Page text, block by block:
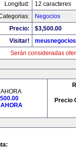
Longitud:
12 caracteres
Negocios
Precio:
$3,500.00
Visitar!
Serán consideradas
Precio